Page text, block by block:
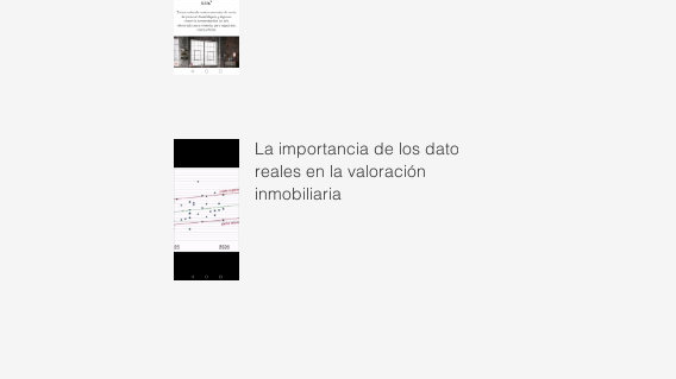
La importancia de los datos
reales en la valoración
inmobiliaria